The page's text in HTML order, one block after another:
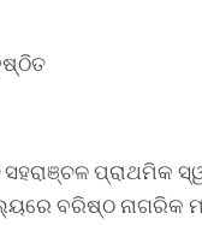
ସହରାଞ୍ଚଳ ପ୍ରାଥମିକ
ବରିଷ୍ଠ ନାଗରିକ